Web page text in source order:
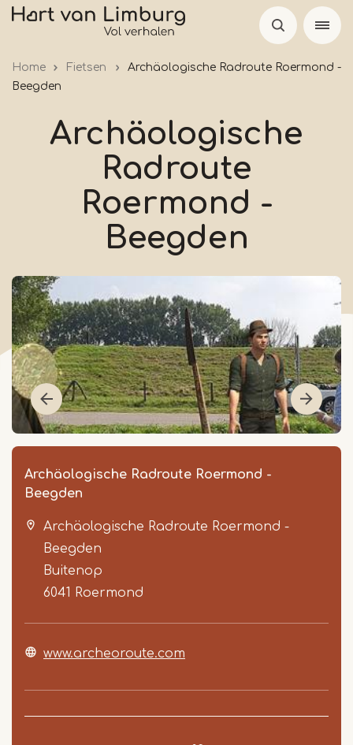
Skip
Home Fietsen
Archäologische Radroute Roermond -
Beegden
Archäologische
Radroute
Roermond -
Beegden
Archäologische Radroute Roermond -
Beegden
Archäologische Radroute Roermond -
Beegden
Buitenop
6041 Roermond
www.archeoroute.com